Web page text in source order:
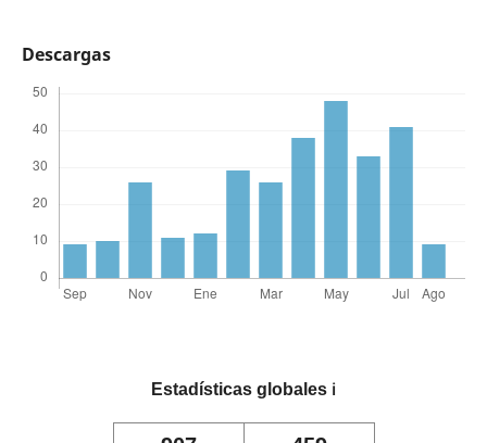
Descargas
Estadísticas globales ℹ️